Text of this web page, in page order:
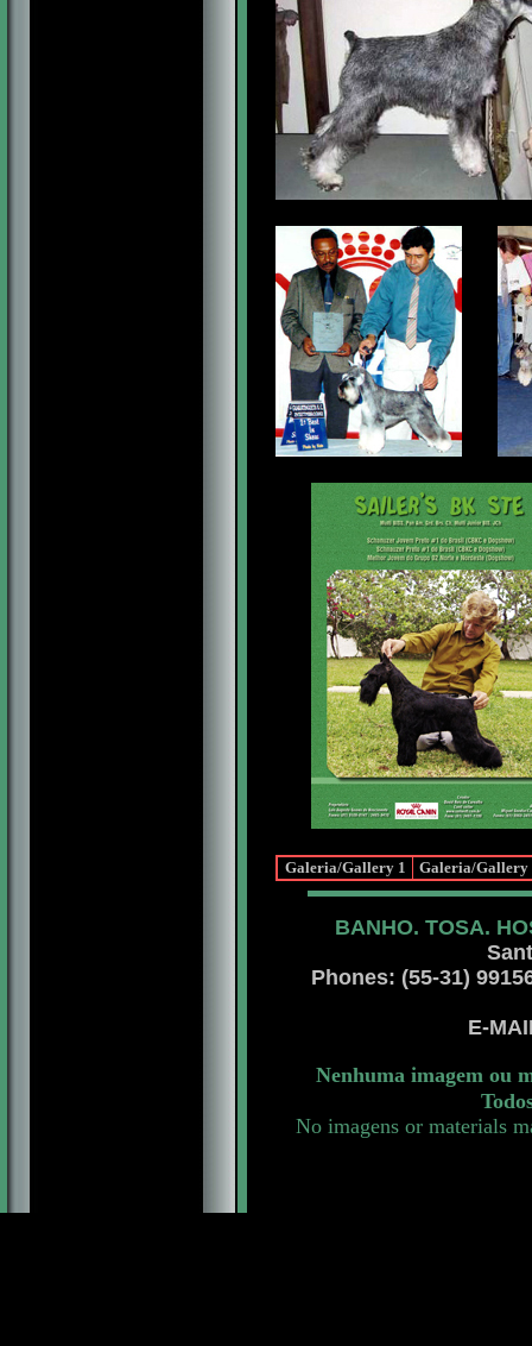
Galeria/Gallery 1 Galeria/Gallery
BANHO. TOSA.
Phones: (55-31)
E-
Nenhuma imagem ou
No imagens or materials